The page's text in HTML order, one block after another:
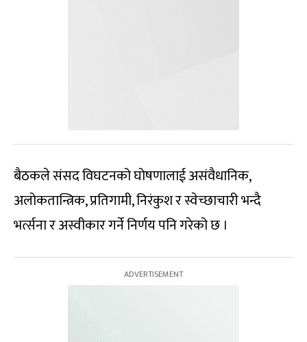
बैठकले संसद विघटनको घोषणालाई असंवैधानिक,
अलोकतान्त्रिक, प्रतिगामी, निरंकुश र स्वेच्छाचारी भन्दै
भर्त्सना र अस्वीकार गर्ने निर्णय पनि गरेको छ ।